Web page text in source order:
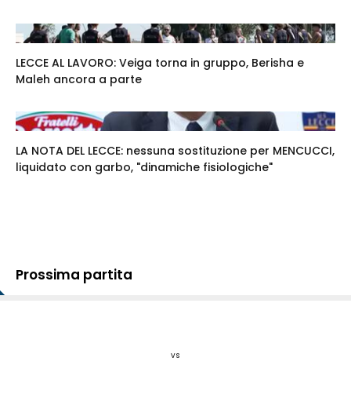
LECCE AL LAVORO: Veiga torna in gruppo, Berisha e
Maleh ancora a parte
LA NOTA DEL LECCE: nessuna sostituzione per MENCUCCI,
liquidato con garbo, "dinamiche fisiologiche"
Prossima partita
vs